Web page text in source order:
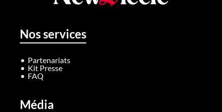
Nos services
Partenariats
Kit Presse
FAQ
Média